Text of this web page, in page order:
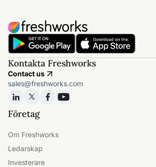
Kontakta Freshworks
Contact us
sales@freshworks.com
Företag
Om Freshworks
Ledarskap
Investerare